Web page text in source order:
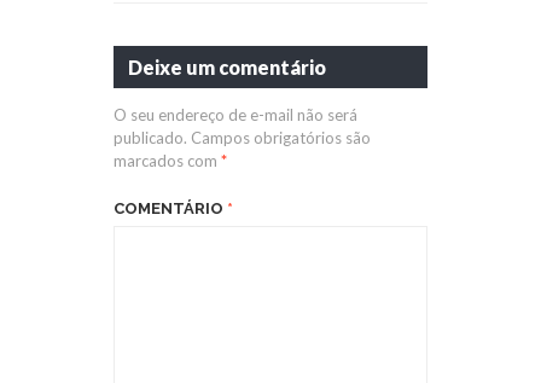
Deixe um comentário
O seu endereço de e-mail não será
publicado. Campos obrigatórios são
marcados com *
COMENTÁRIO *